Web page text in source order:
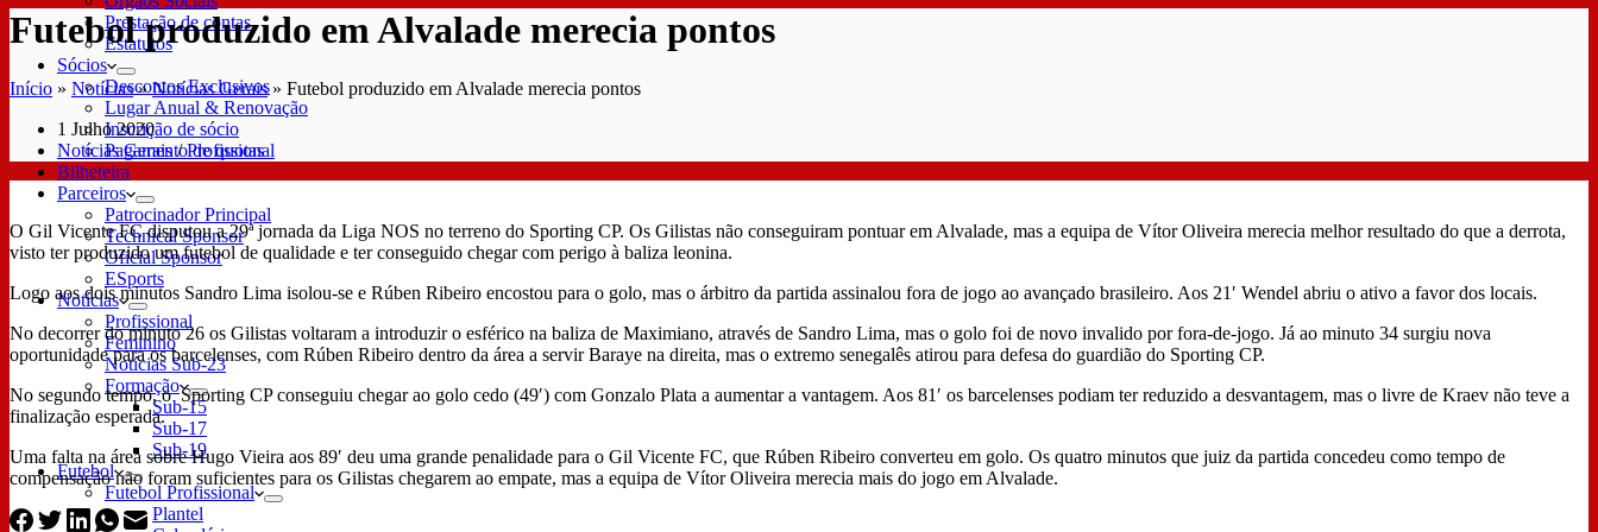
Prestação de contas
Estatutos
Sócios
Descontos Exclusivos
Lugar Anual & Renovação
Inscrição de sócio
Pagamento de quotas
Bilheteira
Parceiros
Patrocinador Principal
Technical Sponsor
Oficial Sponsor
ESports
Notícias
Profissional
Feminino
Notícias Sub-23
Formação
Sub-15
Sub-17
Sub-19
Futebol
Futebol Profissional
Plantel
Futebol produzido em Alvalade merecia pontos
Início » Notícias»Notícias Gerais» Futebol produzido em Alvalade merecia pontos
1 Julho 2020
Notícias Gerais/Profissional
O Gil Vicente FC disputou a 29ª jornada da Liga NOS no terreno do Sporting CP. Os Gilistas não conseguiram pontuar em Alvalade, mas a equipa de Vítor Oliveira merecia melhor resultado do que a derrota,
visto ter produzido um futebol de qualidade e ter conseguido chegar com perigo à baliza leonina.
Logo aos dois minutos Sandro Lima isolou-se e Rúben Ribeiro encostou para o golo, mas o árbitro da partida assinalou fora de jogo ao avançado brasileiro. Aos 21′ Wendel abriu o ativo a favor dos locais.
No decorrer do minuto 26 os Gilistas voltaram a introduzir o esférico na baliza de Maximiano, através de Sandro Lima, mas o golo foi de novo invalido por fora-de-jogo. Já ao minuto 34 surgiu nova
oportunidade para os barcelenses, com Rúben Ribeiro dentro da área a servir Baraye na direita, mas o extremo senegalês atirou para defesa do guardião do Sporting CP.
No segundo tempo, o Sporting CP conseguiu chegar ao golo cedo (49′) com Gonzalo Plata a aumentar a vantagem. Aos 81′ os barcelenses podiam ter reduzido a desvantagem, mas o livre de Kraev não teve a
finalização esperada.
Uma falta na área sobre Hugo Vieira aos 89′ deu uma grande penalidade para o Gil Vicente FC, que Rúben Ribeiro converteu em golo. Os quatro minutos que juiz da partida concedeu como tempo de
compensação não foram suficientes para os Gilistas chegarem ao empate, mas a equipa de Vítor Oliveira merecia mais do jogo em Alvalade.